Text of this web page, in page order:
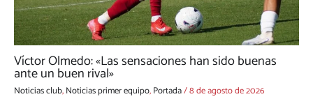
Víctor Olmedo: «Las sensaciones han sido buenas
ante un buen rival»
Noticias club,Noticias primer equipo,Portada/8 de agosto de 2026